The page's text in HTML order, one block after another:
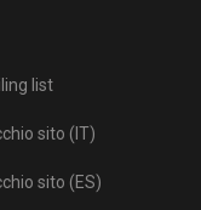
list
sito (IT)
sito (ES)